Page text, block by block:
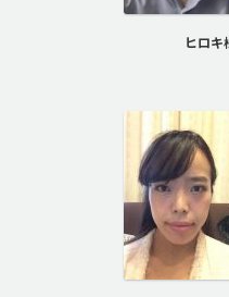
ヒロキ